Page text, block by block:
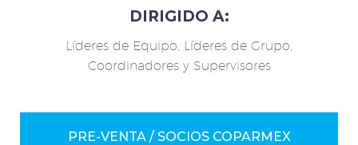
DIRIGIDO A:
Líderes de Equipo, Líderes de Grupo,
Coordinadores y Supervisores
PRE-VENTA / SOCIOS COPARMEX